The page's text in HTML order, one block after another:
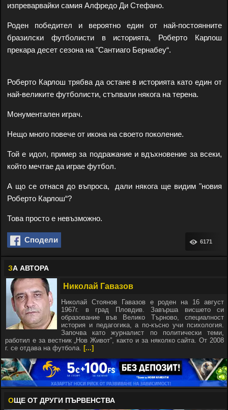
изпреварвайки самия Алфредо Ди Стефано.
Роден победител и вероятно един от най-постоянните
бразилски футболисти в историята, Роберто Карлош
прекара десет сезона на "Сантиаго Бернабеу“.
Роберто Карлош трябва да остане в историята като един от
най-великите футболисти, стъпвали някога на терена.
Монументален играч.
Нещо много повече от икона на своето поколение.
Той е идол, пример за подражание и вдъхновение за всеки,
който мечтае да играе футбол.
А що се отнася до въпроса, дали някога ще видим "новия
Роберто Карлош“?
Това просто е невъзможно.
Сподели 6171
ЗА АВТОРА
Николай Гавазов
Николай Стоянов Гавазов е роден на 16 август
1967г. в град Пловдив. Завърша висшето си
образование във Велико Търново, специалност
история и педагогика, а по-късно учи психология.
Започва като журналист по политически теми,
работил е за вестник „Нов Живот”, както и за няколко сайта. От 2008
г. се отдава на футбола. [...]
ОЩЕ ОТ ДРУГИ ПЪРВЕНСТВА